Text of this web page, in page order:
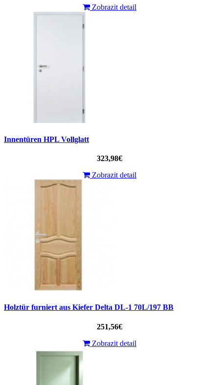
Zobrazit detail
Innentüren HPL Vollglatt
323,98€
Zobrazit detail
Holztür furniert aus Kiefer Delta DL-1 70L/197 BB
251,56€
Zobrazit detail